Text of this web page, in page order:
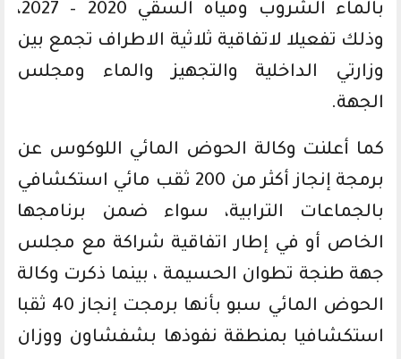
بالماء الشروب ومياه السقي 2020 – 2027،
وذلك تفعيلا لاتفاقية ثلاثية الاطراف تجمع بين
وزارتي الداخلية والتجهيز والماء ومجلس
الجهة.
كما أعلنت وكالة الحوض المائي اللوكوس عن
برمجة إنجاز أكثر من 200 ثقب مائي استكشافي
بالجماعات الترابية، سواء ضمن برنامجها
الخاص أو في إطار اتفاقية شراكة مع مجلس
جهة طنجة تطوان الحسيمة ، بينما ذكرت وكالة
الحوض المائي سبو بأنها برمجت إنجاز 40 ثقبا
استكشافيا بمنطقة نفوذها بشفشاون ووزان